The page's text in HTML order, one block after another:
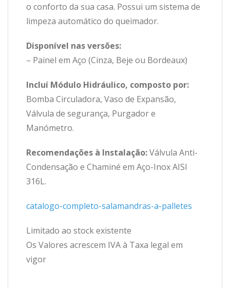
o conforto da sua casa. Possui um sistema de
limpeza automático do queimador.
Disponível nas versões:
– Painel em Aço (Cinza, Beje ou Bordeaux)
Incluí Módulo Hidráulico, composto por:
Bomba Circuladora, Vaso de Expansão,
Válvula de segurança, Purgador e
Manómetro.
Recomendações à Instalação:Válvula Anti-
Condensação e Chaminé em Aço-Inox AISI
316L.
catalogo-completo-salamandras-a-palletes
Limitado ao stock existente
Os Valores acrescem IVA à Taxa legal em
vigor